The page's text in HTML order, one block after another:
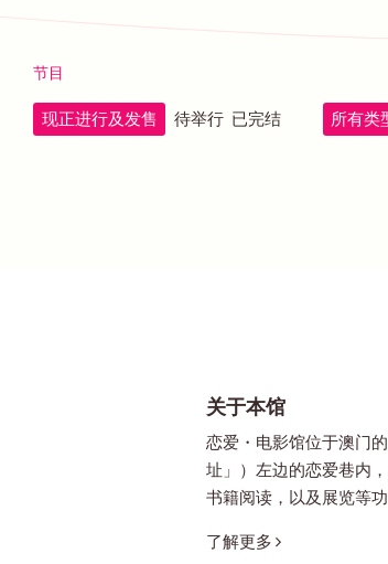
节目
现正进行及发售 待举行 已完结 所有类
关于本馆
恋爱・电影馆位于澳门
址」）左边的恋爱巷内
书籍阅读，以及展览等功
了解更多